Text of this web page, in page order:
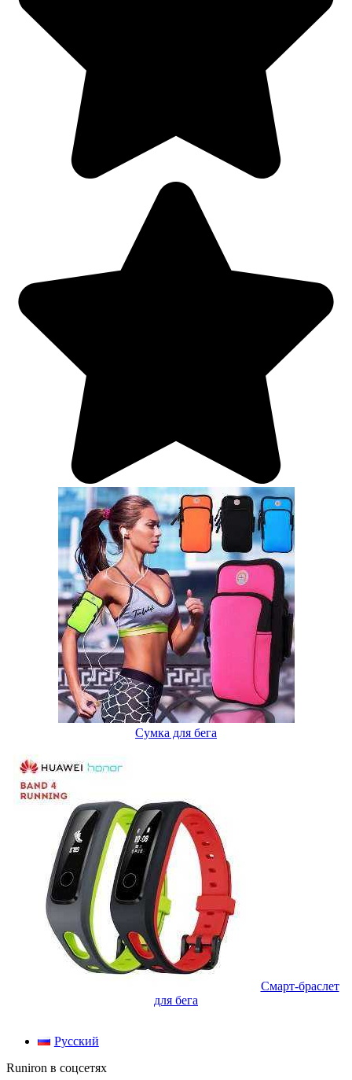
Сумка для бега
Смарт-браслет
для бега
Русский
Runiron в соцсетях